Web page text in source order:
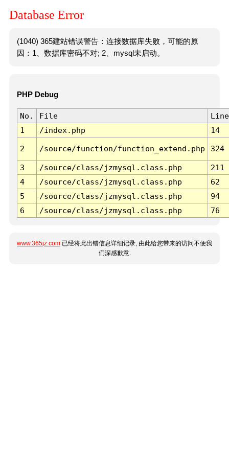
Database Error
(1040) 365建站错误警告：连接数据库失败，可能的原
因：1、数据库密码不对; 2、mysql未启动。
PHP Debug
No. File
Line
1
/index.php 14
2 /source/function/function_extend.php 324
3 /source/class/jzmysql.class.php
211
4
/source/class/jzmysql.class.php
62
5
/source/class/jzmysql.class.php
94
6
/source/class/jzmysql.class.php 76
www.365jz.com 已经将此出错信息详细记录, 由此给您带来的访问不便我
们深感歉意.